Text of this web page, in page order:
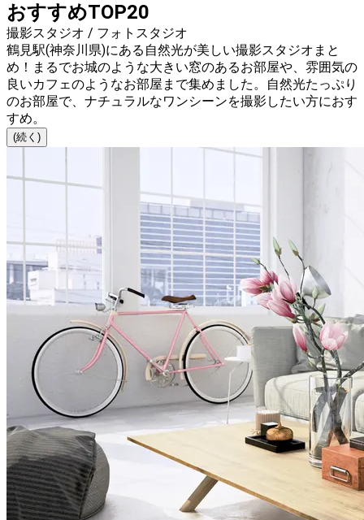
おすすめTOP20
撮影スタジオ / フォトスタジオ
鶴見駅(神奈川県)にある自然光が美しい撮影スタジオまと
め！まるでお城のような大きい窓のあるお部屋や、雰囲気の
良いカフェのようなお部屋まで集めました。自然光たっぷり
のお部屋で、ナチュラルなワンシーンを撮影したい方におす
すめ。
(続く)